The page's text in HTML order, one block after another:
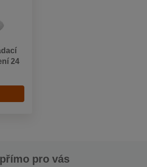
24
pro vás